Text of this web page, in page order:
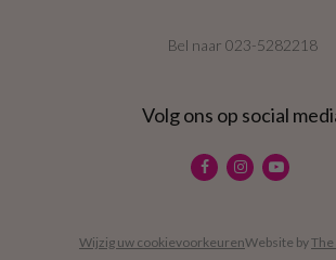
Bel naar 023-5282218
Volg ons op social
Wijzig uw cookievoorkeurenWebsite byThe